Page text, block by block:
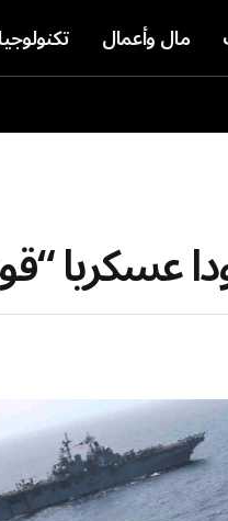
مال وأعمال تكنولوجيا
عسكريا